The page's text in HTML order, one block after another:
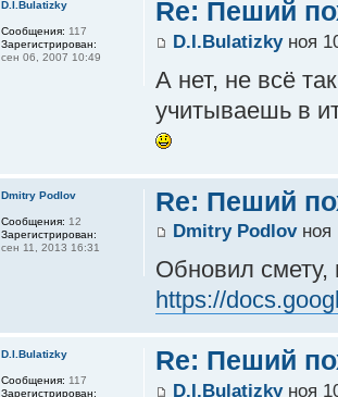
Re: Пеший
D.I.Bulatizkyноя
А нет, не всё
учитываешь в
D.I.Bulatizky
Сообщения: 117
Зарегистрирован:
сен 06, 2007 10:49
Re: Пеший
Dmitry Podlovноя
Обновил смету,
https://
Dmitry Podlov
Сообщения: 12
Зарегистрирован:
сен 11, 2013 16:31
Re: Пеший
D.I.Bulatizkyноя
D.I.Bulatizky
Сообщения: 117
Зарегистрирован: